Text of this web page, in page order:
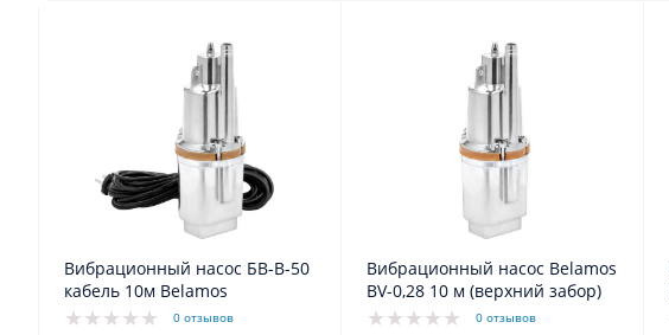
Вибрационный насос БВ-В-50
кабель 10м Belamos
0 отзывов
Вибрационный насос Belamos
BV-0,28 10 м (верхний забор)
0 отзывов